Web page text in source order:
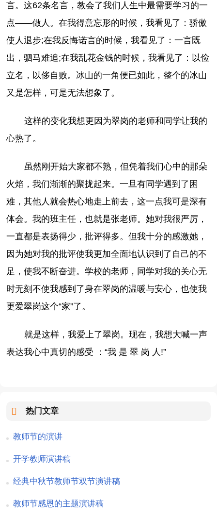
言。这62条名言，教会了我们人生中最需要学习的一
点——做人。在我得意忘形的时候，我看见了：骄傲
使人退步;在我反悔诺言的时候，我看见了：一言既
出，驷马难追;在我乱花金钱的时候，我看见了：以俭
立名，以侈自败。冰山的一角便已如此，整个的冰山
又是怎样，可是无法想象了。
这样的变化我想更因为翠岗的老师和同学让我的
心热了。
虽然刚开始大家都不熟，但凭着我们心中的那朵
火焰，我们渐渐的聚拢起来。一旦有同学遇到了困
难，其他人就会热心地走上前去，这一点我可是深有
体会。我的班主任，也就是张老师。她对我很严厉，
一直都是表扬得少，批评得多。但我十分的感激她，
因为她对我的批评使我更加全面地认识到了自己的不
足，使我不断奋进。学校的老师，同学对我的关心无
时无刻不使我感到了身在翠岗的温暖与安心，也使我
更爱翠岗这个“家”了。
就是这样，我爱上了翠岗。现在，我想大喊一声
表达我心中真切的感受 ：“我 是 翠 岗 人!”
热门文章
教师节的演讲
开学教师演讲稿
经典中秋节教师节双节演讲稿
教师节感恩的主题演讲稿